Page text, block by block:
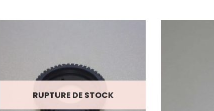
RUPTURE DE STOCK